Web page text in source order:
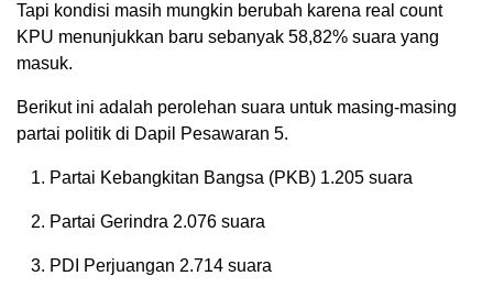
Tapi kondisi masih mungkin berubah karena real count
KPU menunjukkan baru sebanyak 58,82% suara yang
masuk.
Berikut ini adalah perolehan suara untuk masing-masing
partai politik di Dapil Pesawaran 5.
Partai Kebangkitan Bangsa (PKB) 1.205 suara
Partai Gerindra 2.076 suara
PDI Perjuangan 2.714 suara